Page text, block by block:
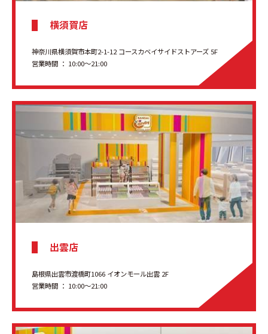
横須賀店
神奈川県横須賀市本町2-1-12 コースカベイサイドストアーズ 5F
営業時間 ： 10:00～21:00
出雲店
島根県出雲市渡橋町1066 イオンモール出雲 2F
営業時間 ： 10:00～21:00